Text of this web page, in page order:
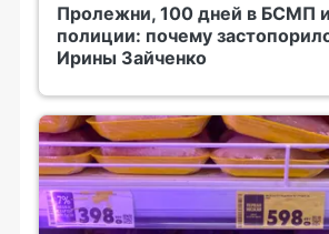
Пролежни, 100 дней в БСМП
полиции: почему
Ирины Зайченко